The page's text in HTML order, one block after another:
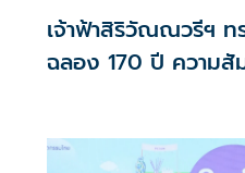
เจ้าฟ้าสิริวัณณวรีฯ ท
ฉลอง 170 ปี ความสั